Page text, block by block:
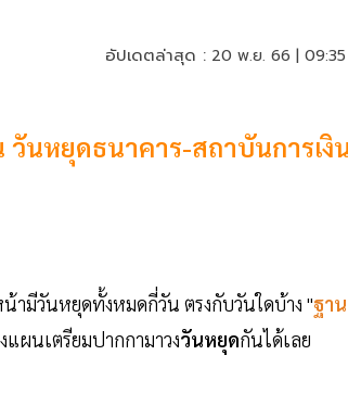
อัปเดตล่าสุด : 20 พ.ย. 66 |
นหยุดธนาคาร-สถาบันการเงิ
ามีวันหยุดทั้งหมดกี่วัน ตรงกับวันใดบ้าง "ฐาน
แผนเตรียมปากกามาวงวันหยุดกันได้เลย